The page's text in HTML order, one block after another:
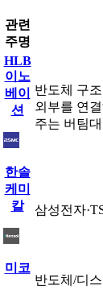
관련
주명
HLB
이노
베이
션
반도체 구
외부를 연
주는 버팀
한솔
케미
칼
삼성전자
미코
반도체/디